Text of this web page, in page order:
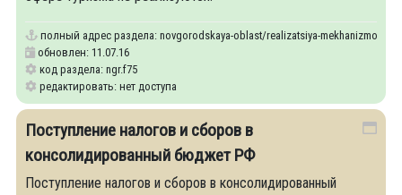
полный адрес раздела: novgorodskaya-oblast/realizatsiya-mekhanizmov-
обновлен: 11.07.16
код раздела: ngr.f75
редактировать: нет доступа
Поступление налогов и сборов в
консолидированный бюджет РФ
Поступление налогов и сборов в консолидированный